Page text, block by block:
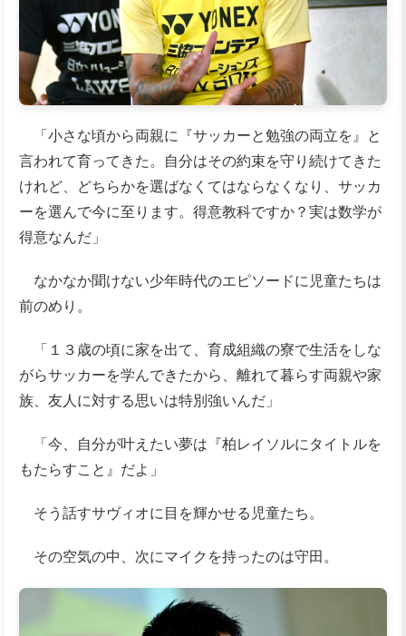
「小さな頃から両親に『サッカーと勉強の両立を』と
言われて育ってきた。自分はその約束を守り続けてきた
けれど、どちらかを選ばなくてはならなくなり、サッカ
ーを選んで今に至ります。得意教科ですか？実は数学が
得意なんだ」
なかなか聞けない少年時代のエピソードに児童たちは
前のめり。
「１３歳の頃に家を出て、育成組織の寮で生活をしな
がらサッカーを学んできたから、離れて暮らす両親や家
族、友人に対する思いは特別強いんだ」
「今、自分が叶えたい夢は『柏レイソルにタイトルを
もたらすこと』だよ」
そう話すサヴィオに目を輝かせる児童たち。
その空気の中、次にマイクを持ったのは守田。